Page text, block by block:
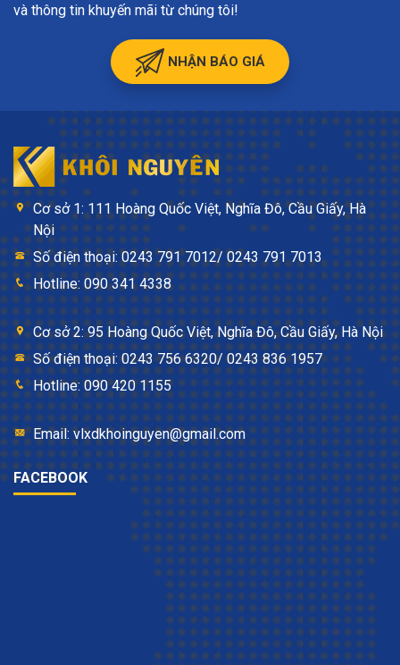
và thông tin khuyến mãi từ chúng tôi!
NHẬN BÁO GIÁ
Cơ sở 1: 111 Hoàng Quốc Việt, Nghĩa Đô, Cầu Giấy, Hà
Nội
Số điện thoại: 0243 791 7012/ 0243 791 7013
Hotline: 090 341 4338
Cơ sở 2: 95 Hoàng Quốc Việt, Nghĩa Đô, Cầu Giấy, Hà Nội
Số điện thoại: 0243 756 6320/ 0243 836 1957
Hotline: 090 420 1155
Email: vlxdkhoinguyen@gmail.com
FACEBOOK